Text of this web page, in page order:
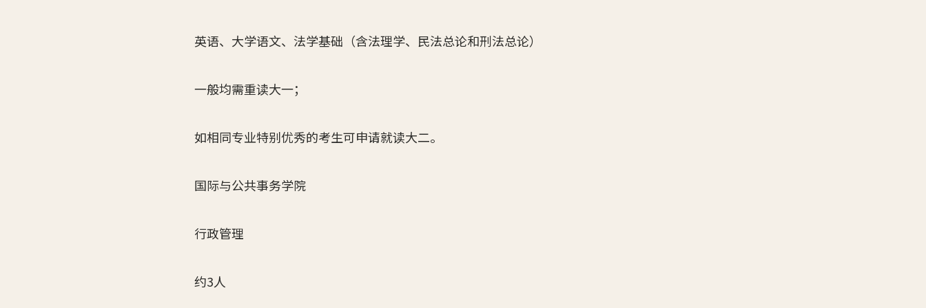
英语、大学语文、法学基础（含法理学、民法总论和刑法总论）
一般均需重读大一；
如相同专业特别优秀的考生可申请就读大二。
国际与公共事务学院
行政管理
约3人